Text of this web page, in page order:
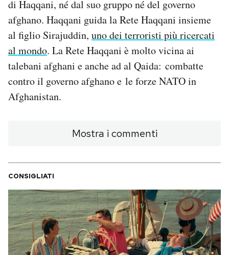
CALENDARIO
AREA PERSONALE
Area Personale
Newsletter
Notifiche mobile
di Haqqani, né dal suo gruppo né del governo
afghano. Haqqani guida la Rete Haqqani insieme
al figlio Sirajuddin, uno dei terroristi più ricercati
al mondo. La Rete Haqqani è molto vicina ai
talebani afghani e anche ad al Qaida: combatte
contro il governo afghano e le forze NATO in
Afghanistan.
Mostra i commenti
CONSIGLIATI